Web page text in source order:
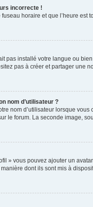
incorrecte !
horaire et que l’heure
pas installé votre langue ou
pas à créer et partager une
nom d’utilisateur ?
nom d’utilisateur lorsque
le forum. La seconde image,
» vous pouvez ajouter un
dont ils sont mis à